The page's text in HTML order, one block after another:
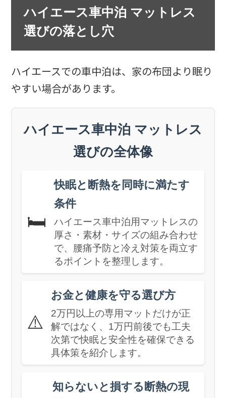
ハイエース車中泊 マットレス
選びの落とし穴
ハイエースでの車中泊は、家の布団より眠り
やすい場合があります。
ハイエース車中泊 マットレス
選びの全体像
🛏️
快眠と断熱を同時に満たす
条件
ハイエース車中泊用マットレスの
厚さ・素材・サイズの組み合わせ
で、腰痛予防と冷え対策を両立す
るポイントを整理します。
⚠️
お金と健康を守る選び方
2万円以上の専用マットだけが正
解ではなく、1万円前後でも工夫
次第で快眠と安全性を確保できる
具体策を紹介します。
知らないと損する断熱の現